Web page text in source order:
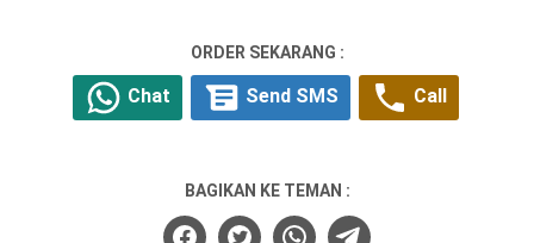
ORDER SEKARANG :
Chat Send SMS Call
BAGIKAN KE TEMAN :